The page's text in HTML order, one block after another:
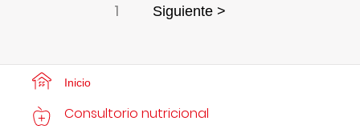
1 Siguiente >
Inicio
Consultorio nutricional